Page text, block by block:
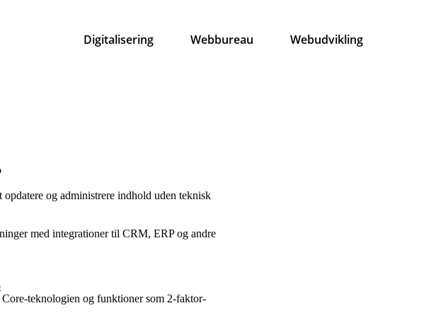
Digitalisering Webbureau Webudvikling
og administrere indhold uden teknisk
med integrationer til CRM, ERP og andre
teknologien og funktioner som 2-faktor-